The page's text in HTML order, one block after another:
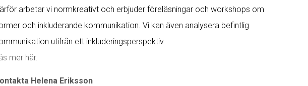
arbetar vi normkreativt och erbjuder föreläsningar och workshops om
och inkluderande kommunikation. Vi kan även analysera befintlig
utifrån ett inkluderingsperspektiv.
mer här.
Helena Eriksson